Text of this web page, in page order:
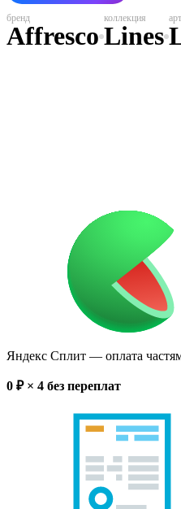
AffrescoLines
Яндекс Сплит — оплата
0 ₽ × 4 без переплат